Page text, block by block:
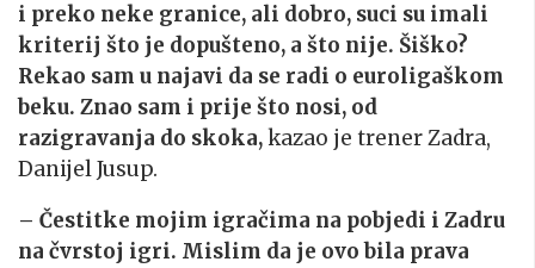
i preko neke granice, ali dobro, suci su imali
kriterij što je dopušteno, a što nije. Šiško?
Rekao sam u najavi da se radi o euroligaškom
beku. Znao sam i prije što nosi, od
razigravanja do skoka,kazao je trener Zadra,
Danijel Jusup.
– Čestitke mojim igračima na pobjedi i Zadru
na čvrstoj igri. Mislim da je ovo bila prava